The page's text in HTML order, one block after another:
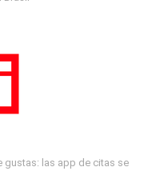
gustas: las app de citas se